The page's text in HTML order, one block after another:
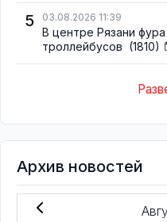
5 03.08.2026 11:39
В центре Рязани
троллейбусов (1810)
Архив новостей